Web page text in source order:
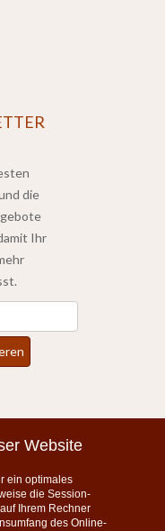
die
Ihr
Website
ein optimales
die Session-
Ihrem Rechner
des Online-